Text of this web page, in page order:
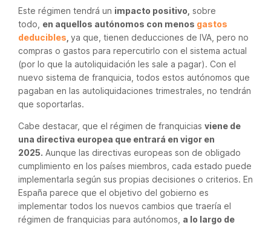
Este régimen tendrá un impacto positivo, sobre
todo, en aquellos autónomos con menos gastos
deducibles ya que, tienen deducciones de IVA, pero no
compras o gastos para repercutirlo con el sistema actual
(por lo que la autoliquidación les sale a pagar). Con el
nuevo sistema de franquicia, todos estos autónomos que
pagaban en las autoliquidaciones trimestrales, no tendrán
que soportarlas.
Cabe destacar, que el régimen de franquicias viene de
una directiva europea que entrará en vigor en
2025. Aunque las directivas europeas son de obligado
cumplimiento en los países miembros, cada estado puede
implementarla según sus propias decisiones o criterios. En
España parece que el objetivo del gobierno es
implementar todos los nuevos cambios que traería el
régimen de franquicias para autónomos, a lo largo de